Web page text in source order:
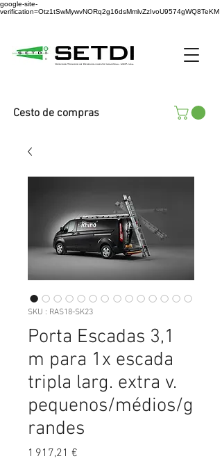
google-site-
verification=Otz1tSwMywvNORq2g16dsMmlvZzIvoU9574gWQ8TeKM
Cesto de compras
SKU : RAS18-SK23
Porta Escadas 3,1
m para 1x escada
tripla larg. extra v.
pequenos/médios/g
randes
1 917,21 €